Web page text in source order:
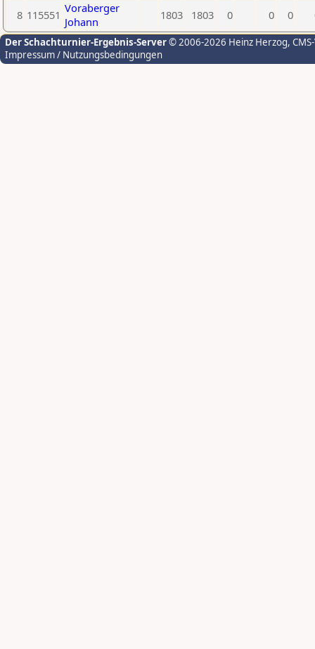
8 115551 Voraberger
Johann
1803 1803 0 0 0
Der Schachturnier-Ergebnis-Server© 2006-2026 Heinz Herzog,
Impressum / Nutzungsbedingungen